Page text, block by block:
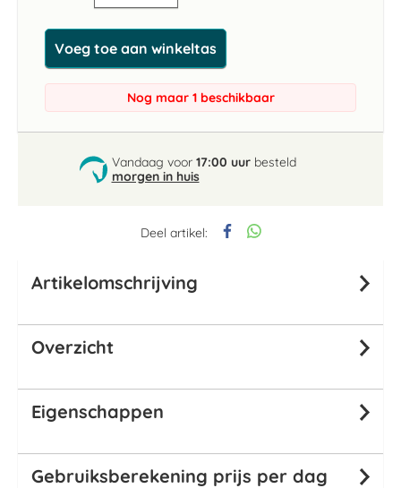
Deel artikel:
Voeg toe aan winkeltas
Nog maar 1 beschikbaar
Vandaag voor 17:00 uurbesteld
morgen in huis
Artikelomschrijving
Overzicht
Eigenschappen
Gebruiksberekening prijs per dag